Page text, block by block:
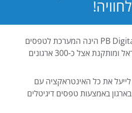
לחוויה!
PB Digital (PrintBOS Digital) הינה המערכת לטפסים
דיגיטלים המובילה בישראל ומותקנת אצל כ-300 ארגונים
את כל האינטראקציה עם
באמצעות טפסים דיגיטלים